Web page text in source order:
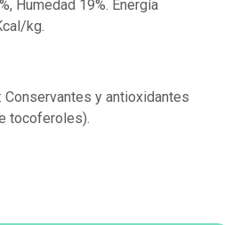
Humedad 19%. Energía
kg.
y antioxidantes
tocoferoles).